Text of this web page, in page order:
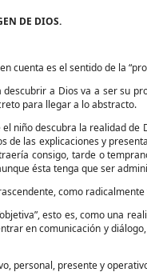
DE DIOS.
es el sentido de la
a Dios va a ser su
para llegar a lo abstracto.
descubra la realidad de
de las explicaciones y
consigo, tarde o
ésta tenga que ser
como radicalmente
esto es, como una
en comunicación y
personal, presente y